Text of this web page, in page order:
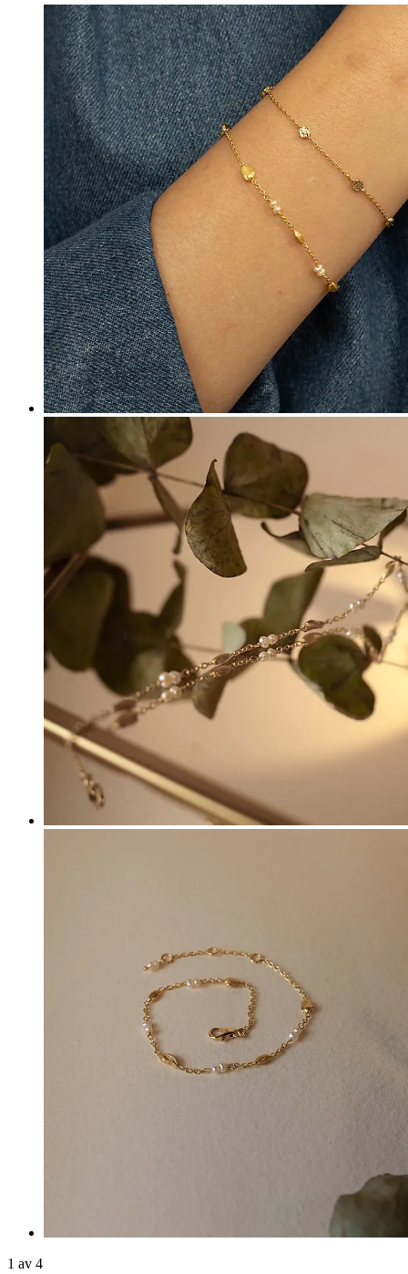
1 av 4